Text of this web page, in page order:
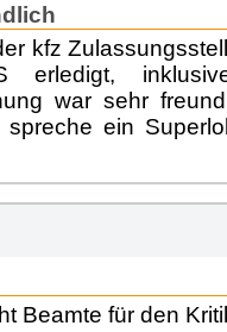
kfz
inklusive
war sehr
ein
Beamte für den